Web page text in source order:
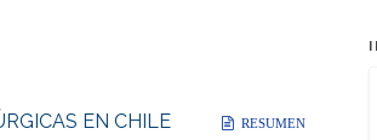
EN CHILE
RESUMEN